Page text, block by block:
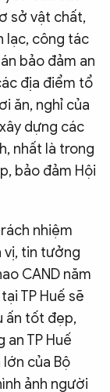
sở vật chất,
lạc, công tác
bảo đảm an
địa điểm tổ
ăn, nghỉ của
dựng các
nhất là trong
bảo đảm Hội
nhiệm
vị, tin tưởng
CAND năm
TP Huế sẽ
ấn tốt đẹp,
an TP Huế
của Bộ
ảnh người